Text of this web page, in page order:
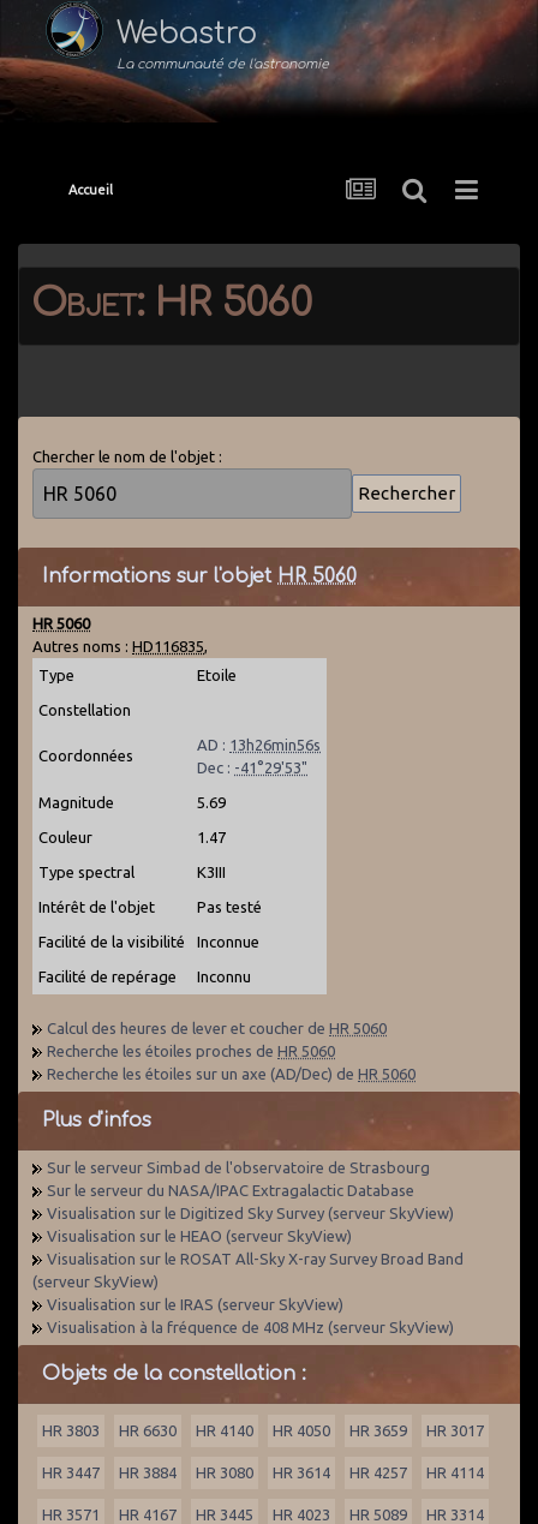
Webastro
La communauté de l'astronomie
Accueil
Objet: HR 5060
Chercher le nom de l'objet :
Informations sur l'objet HR 5060
HR 5060
Autres noms : HD116835,
Type
Etoile
Constellation
Coordonnées
AD : 13h26min56s
Dec : -41°29'53"
Magnitude 5.69
Couleur 1.47
Type spectral K3III
Intérêt de l'objet Pas testé
Facilité de la visibilité Inconnue
Facilité de repérage Inconnu
Calcul des heures de lever et coucher de HR 5060
Recherche les étoiles proches de HR 5060
Recherche les étoiles sur un axe (AD/Dec) de HR 5060
Plus d'infos
Sur le serveur Simbad de l'observatoire de Strasbourg
Sur le serveur du NASA/IPAC Extragalactic Database
Visualisation sur le Digitized Sky Survey (serveur SkyView)
Visualisation sur le HEAO (serveur SkyView)
Visualisation sur le ROSAT All-Sky X-ray Survey Broad Band
(serveur SkyView)
Visualisation sur le IRAS (serveur SkyView)
Visualisation à la fréquence de 408 MHz (serveur SkyView)
Objets de la constellation :
HR 3803 HR 6630 HR 4140 HR 4050 HR 3659 HR 3017
HR 3447 HR 3884 HR 3080 HR 3614 HR 4257 HR 4114
HR 3571 HR 4167 HR 3445 HR 4023 HR 5089 HR 3314